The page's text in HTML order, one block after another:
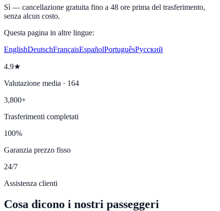
Sì — cancellazione gratuita fino a 48 ore prima del trasferimento,
senza alcun costo.
Questa pagina in altre lingue:
EnglishDeutschFrançaisEspañolPortuguêsРусский
4.9★
Valutazione media · 164
3,800+
Trasferimenti completati
100%
Garanzia prezzo fisso
24/7
Assistenza clienti
Cosa dicono i nostri passeggeri